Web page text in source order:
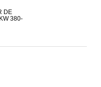
DE
380-